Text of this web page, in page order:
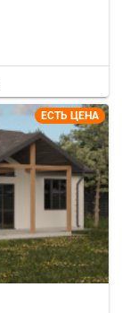
ЕСТЬ ЦЕНА